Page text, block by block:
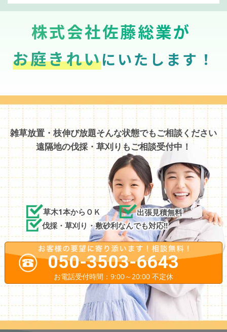
株式会社佐藤総業が
お庭きれいにいたします！
雑草放置・枝伸び放題そんな状態でもご相談ください
遠隔地の伐採・草刈りもご相談受付中！
草木1本からＯＫ
出張見積無料
伐採・草刈り・敷砂利なんでも対応!!
050-3503-6643
お電話受付時間：9:00～20:00 不定休